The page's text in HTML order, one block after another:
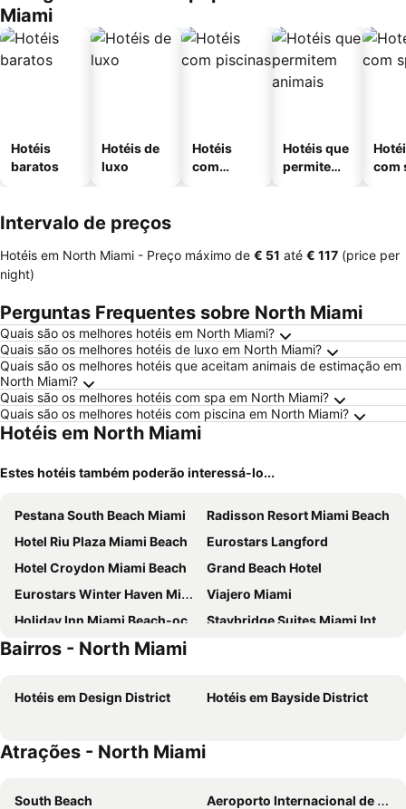
Miami
Hotéis
baratos
Hotéis de
luxo
Hotéis
com
Hotéis que
permitem
com
Intervalo de preços
Hotéis em North Miami - Preço máximo de ‎€ 51 até ‎€ 117 (price per
night)
Perguntas Frequentes sobre North Miami
Quais são os melhores hotéis em North Miami?
Quais são os melhores hotéis de luxo em North Miami?
Quais são os melhores hotéis que aceitam animais de estimação em
North Miami?
Quais são os melhores hotéis com spa em North Miami?
Quais são os melhores hotéis com piscina em North Miami?
Hotéis em North Miami
Estes hotéis também poderão interessá-lo...
Pestana South Beach Miami
Radisson Resort Miami Beach
Hotel Riu Plaza Miami Beach
Eurostars Langford
Hotel Croydon Miami Beach
Grand Beach Hotel
Eurostars Winter Haven Miami Beach
Viajero Miami
Holiday Inn Miami Beach-oceanfront By Ihg
Staybridge Suites Miami International Airport By Ihg
Hotel Rendale Miami Beach
InterContinental Miami by IHG
Hotel Indigo Miami Brickell By Ihg
The Gates Hotel South Beach
Miami International Airport Hotel
Collins Hotel
Bairros - North Miami
Hotéis em Design District Hotéis em Bayside District
Atrações - North Miami
South Beach
Aeroporto Internacional de Miami